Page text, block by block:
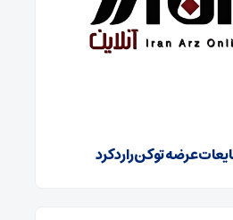
عرضه توکن را رد کرد